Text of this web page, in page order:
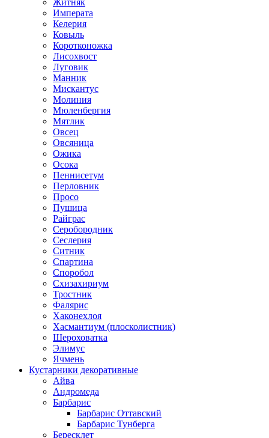
Императа
Келерия
Ковыль
Коротконожка
Лисохвост
Луговик
Манник
Мискантус
Молиния
Мюленбергия
Мятлик
Овсец
Овсяница
Ожика
Осока
Пеннисетум
Перловник
Просо
Пушица
Райграс
Серобородник
Сеслерия
Ситник
Спартина
Споробол
Схизахириум
Тростник
Фалярис
Хаконехлоя
Хасмантиум (плосколистник)
Шероховатка
Элимус
Ячмень
Кустарники декоративные
Айва
Андромеда
Барбарис
Барбарис Оттавский
Барбарис Тунберга
Бересклет